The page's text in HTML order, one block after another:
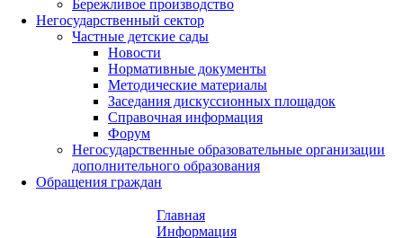
Бережливое производство
Негосударственный сектор
Частные детские сады
Новости
Нормативные документы
Методические материалы
Заседания дискуссионных площадок
Справочная информация
Форум
Негосударственные образовательные организации
дополнительного образования
Обращения граждан
Главная
Информация